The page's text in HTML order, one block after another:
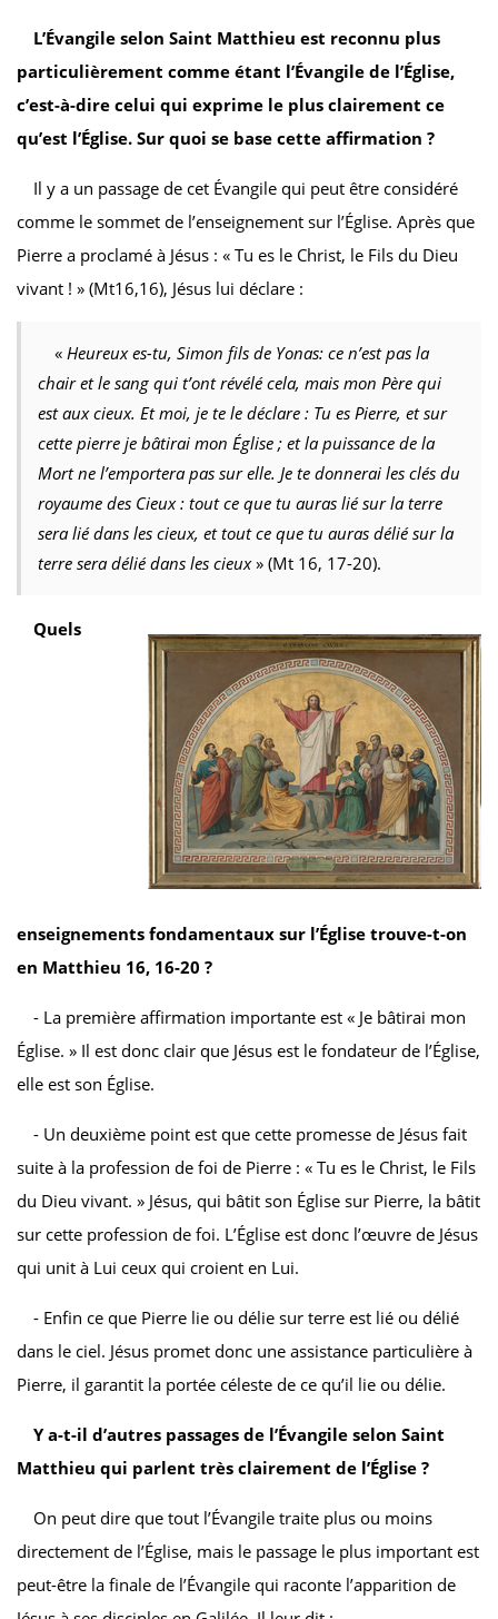
L’Évangile selon Saint Matthieu est reconnu plus
particulièrement comme étant l’Évangile de l’Église,
c’est-à-dire celui qui exprime le plus clairement ce
qu’est l’Église. Sur quoi se base cette affirmation ?
Il y a un passage de cet Évangile qui peut être considéré
comme le sommet de l’enseignement sur l’Église. Après que
Pierre a proclamé à Jésus : « Tu es le Christ, le Fils du Dieu
vivant ! » (Mt16,16), Jésus lui déclare :
« Heureux es-tu, Simon fils de Yonas: ce n’est pas la
chair et le sang qui t’ont révélé cela, mais mon Père qui
est aux cieux. Et moi, je te le déclare : Tu es Pierre, et sur
cette pierre je bâtirai mon Église ; et la puissance de la
Mort ne l’emportera pas sur elle. Je te donnerai les clés du
royaume des Cieux : tout ce que tu auras lié sur la terre
sera lié dans les cieux, et tout ce que tu auras délié sur la
terre sera délié dans les cieux» (Mt 16, 17-20).
Quels
enseignements fondamentaux sur l’Église trouve-t-on
en Matthieu 16, 16-20 ?
- La première affirmation importante est « Je bâtirai mon
Église. » Il est donc clair que Jésus est le fondateur de l’Église,
elle est son Église.
- Un deuxième point est que cette promesse de Jésus fait
suite à la profession de foi de Pierre : « Tu es le Christ, le Fils
du Dieu vivant. » Jésus, qui bâtit son Église sur Pierre, la bâtit
sur cette profession de foi. L’Église est donc l’œuvre de Jésus
qui unit à Lui ceux qui croient en Lui.
- Enfin ce que Pierre lie ou délie sur terre est lié ou délié
dans le ciel. Jésus promet donc une assistance particulière à
Pierre, il garantit la portée céleste de ce qu’il lie ou délie.
Y a-t-il d’autres passages de l’Évangile selon Saint
Matthieu qui parlent très clairement de l’Église ?
On peut dire que tout l’Évangile traite plus ou moins
directement de l’Église, mais le passage le plus important est
peut-être la finale de l’Évangile qui raconte l’apparition de